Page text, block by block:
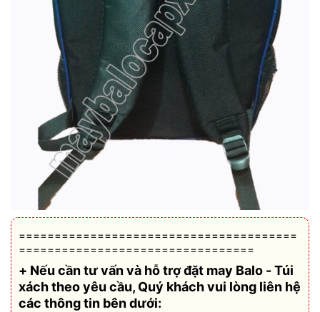
=======================================
=================================
+ Nếu cần tư vấn và hỗ trợđặt may Balo - Túi
xách theo yêu cầu, Quý khách vui lòng liên hệ
các thông tin bên dưới: